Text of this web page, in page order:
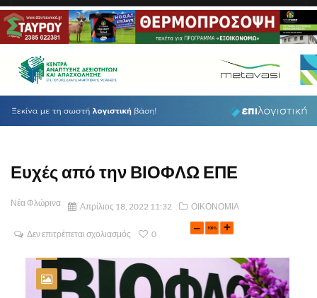
Ευχές από την ΒΙΟΦΛΩ ΕΠΕ
Νέα Φλώρινα Απρίλιος 18, 2022 11:32 ΟΙΚΟΝΟΜΙΑ
Δεν επιτρέπεται σχολιασμός 0